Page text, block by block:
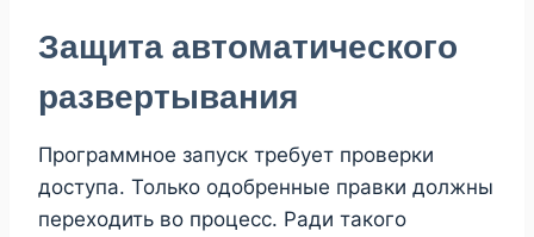
Защита автоматического
развертывания
Программное запуск требует проверки
доступа. Только одобренные правки должны
переходить во процесс. Ради такого